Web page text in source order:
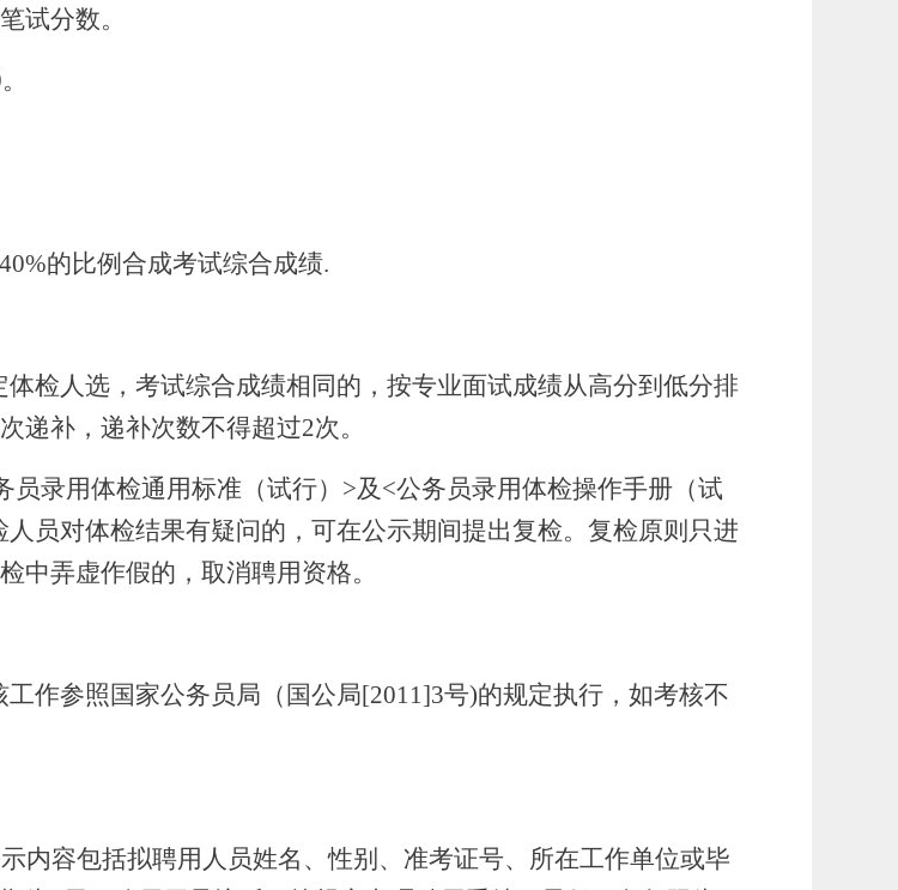
试分数。
的比例合成考试综合成绩.
检人选，考试综合成绩相同的，按专业面试成绩从高分到低分排
递补，递补次数不得超过2次。
录用体检通用标准（试行）>及<公务员录用体检操作手册（试
员对体检结果有疑问的，可在公示期间提出复检。复检原则只进
中弄虚作假的，取消聘用资格。
作参照国家公务员局（国公局[2011]3号)的规定执行，如考核不
内容包括拟聘用人员姓名、性别、准考证号、所在工作单位或毕